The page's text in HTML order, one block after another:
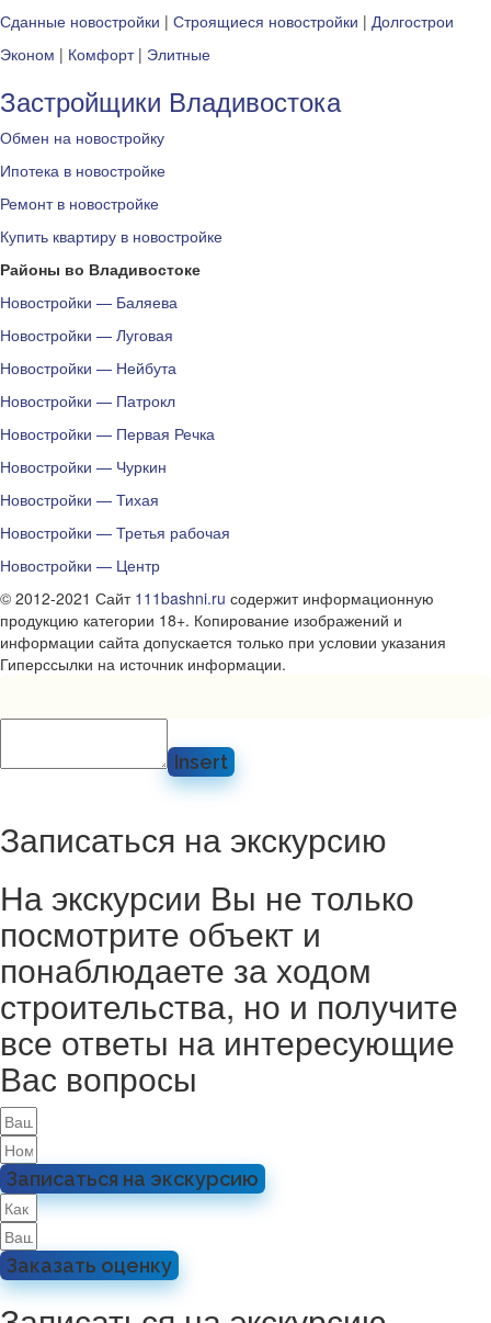
Сданные новостройки | Строящиеся новостройки | Долгострои
Эконом | Комфорт| Элитные
Застройщики Владивостока
Обмен на новостройку
Ипотека в новостройке
Ремонт в новостройке
Купить квартиру в новостройке
Районы во Владивостоке
Новостройки — Баляева
Новостройки — Луговая
Новостройки — Нейбута
Новостройки — Патрокл
Новостройки — Первая Речка
Новостройки — Чуркин
Новостройки — Тихая
Новостройки — Третья рабочая
Новостройки — Центр
© 2012-2021 Сайт 111bashni.ru содержит информационную
продукцию категории 18+. Копирование изображений и
информации сайта допускается только при условии указания
Гиперссылки на источник информации.
Insert
Записаться на экскурсию
На экскурсии Вы не только
посмотрите объект и
понаблюдаете за ходом
строительства, но и получите
все ответы на интересующие
Вас вопросы
Записаться на экскурсию
Заказать оценку